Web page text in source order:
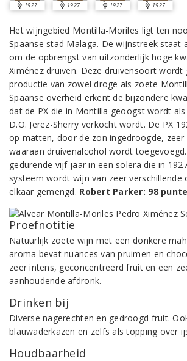
1927 1927 1927 1927
Het wijngebied Montilla-Moriles ligt ten
Spaanse stad Malaga. De wijnstreek staat
om de opbrengst van uitzonderlijk hoge
Ximénez druiven. Deze druivensoort wordt
productie van zowel droge als zoete
Spaanse overheid erkent de bijzondere
dat de PX die in Montilla geoogst wordt als
D.O. Jerez-Sherry verkocht wordt. De PX
op matten, door de zon ingedroogde, zeer
waaraan druivenalcohol wordt
gedurende vijf jaar in een solera die in
systeem wordt wijn van zeer
elkaar gemengd. Robert Parker: 98
Proefnotitie
Natuurlijk zoete wijn met een donkere
aroma bevat nuances van pruimen en
zeer intens, geconcentreerd fruit en een
aanhoudende afdronk.
Drinken bij
Diverse nagerechten en gedroogd fruit.
blauwaderkazen en zelfs als topping over
Houdbaarheid